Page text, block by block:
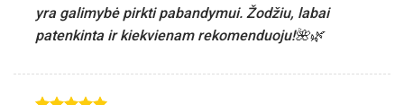
yra galimybė pirkti pabandymui. Žodžiu, labai
patenkinta ir kiekvienam rekomenduoju!🌺🌿